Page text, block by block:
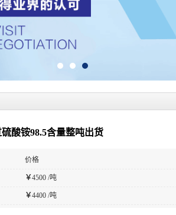
酸铵98.5含量整吨出货
价格
￥4500 /吨
￥4400 /吨